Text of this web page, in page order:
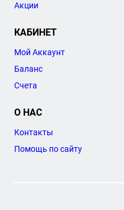
Акции
КАБИНЕТ
Мой Аккаунт
Баланс
Счета
О НАС
Контакты
Помощь по сайту